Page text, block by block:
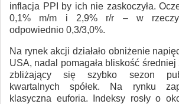
inflacja PPI by ich nie zaskoczyła.
0,1% m/m i 2,9% r/r – w
odpowiednio 0,3/3,0%.
Na rynek akcji działało obniżenie
USA, nadal pomagała bliskość
zbliżający się szybko sezon
kwartalnych spółek. Na rynku
klasyczna euforia. Indeksy rosły o